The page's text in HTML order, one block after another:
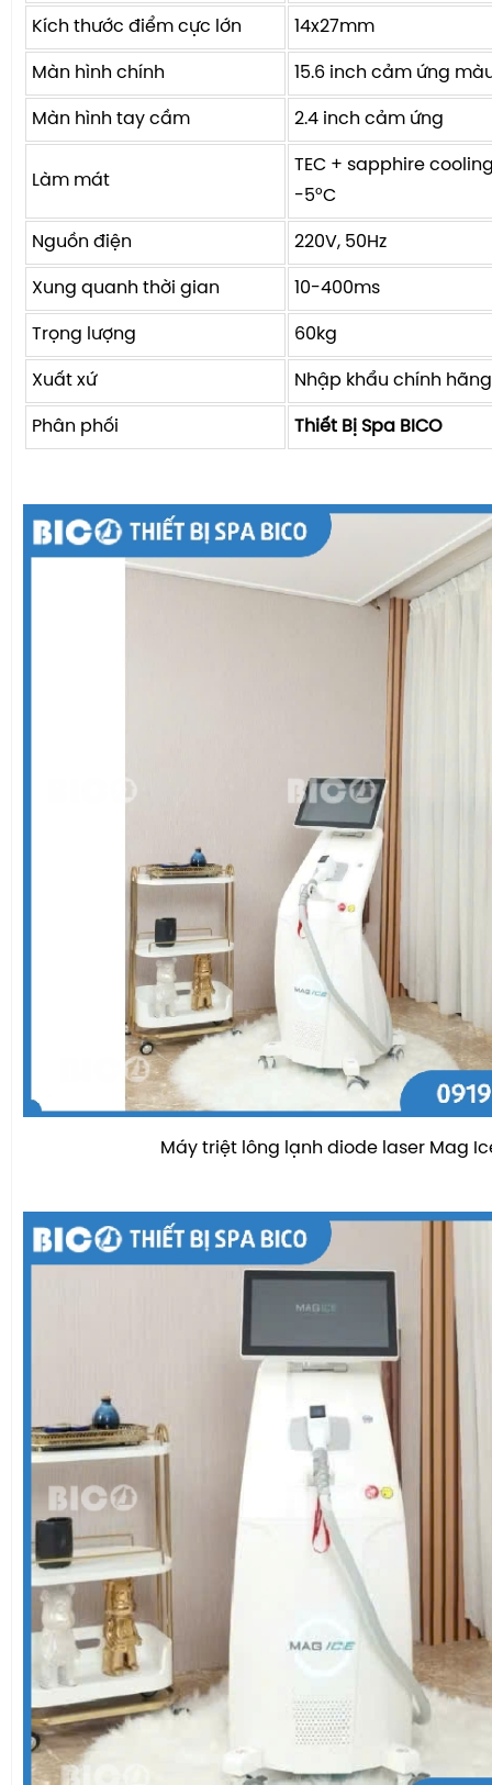
Kích thước điểm cực lớn 14x27mm
Màn hình chính 15.6 inch cảm ứng
Màn hình tay cầm 2.4 inch cảm ứng
Làm mát
TEC + sapphire
-5°C
Nguồn điện 220V, 50Hz
Xung quanh thời gian 10-400ms
Trọng lượng 60kg
Xuất xứ Nhập khẩu chính hãng
Phân phối Thiết Bị Spa BICO
Máy triệt lông lạnh diode laser Mag